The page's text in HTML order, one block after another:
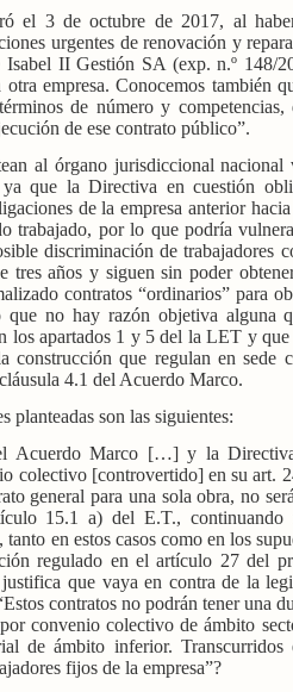
el 3 de octubre de 2017, al
urgentes de renovación y
II Gestión SA (exp. n.º 148/
empresa. Conocemos también
de número y competencias,
de ese contrato público”.
al órgano jurisdiccional nacional
que la Directiva en cuestión
de la empresa anterior hacia
trabajado, por lo que podría
discriminación de trabajadores
tres años y siguen sin poder
contratos “ordinarios” para
que no hay razón objetiva alguna
los apartados 1 y 5 del la LET y que
que regulan en sede
4.1 del Acuerdo Marco.
planteadas son las siguientes:
Acuerdo Marco […] y la
colectivo [controvertido] en su art.
general para una sola obra, no
15.1 a) del E.T., continuando
en estos casos como en los
regulado en el artículo 27 del
que vaya en contra de la
contratos no podrán tener una
convenio colectivo de ámbito
de ámbito inferior. Transcurridos
fijos de la empresa”?